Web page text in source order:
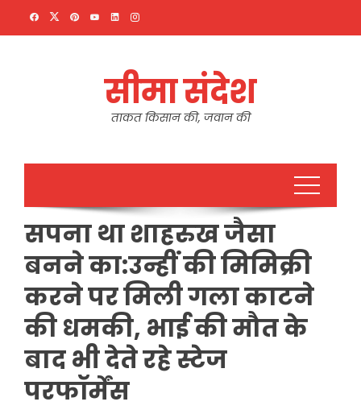
सीमा संदेश
ताकत किसान की, जवान की
सपना था शाहरुख जैसा
बनने का:उन्हीं की मिमिक्री
करने पर मिली गला काटने
की धमकी, भाई की मौत के
बाद भी देते रहे स्टेज
परफॉर्मेंस